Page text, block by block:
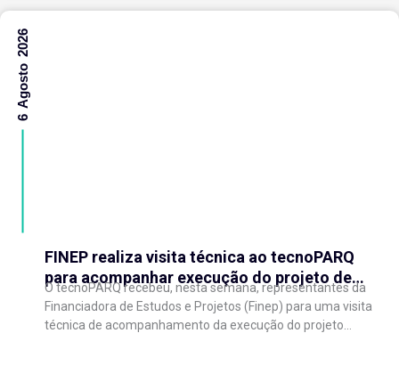
FINEP realiza visita técnica ao tecnoPARQ
para acompanhar execução do projeto de
expansão do Parque Tecnológico
O tecnoPARQ recebeu, nesta semana, representantes da
Financiadora de Estudos e Projetos (Finep) para uma visita
técnica de acompanhamento da execução do projeto
6 Agosto 2026